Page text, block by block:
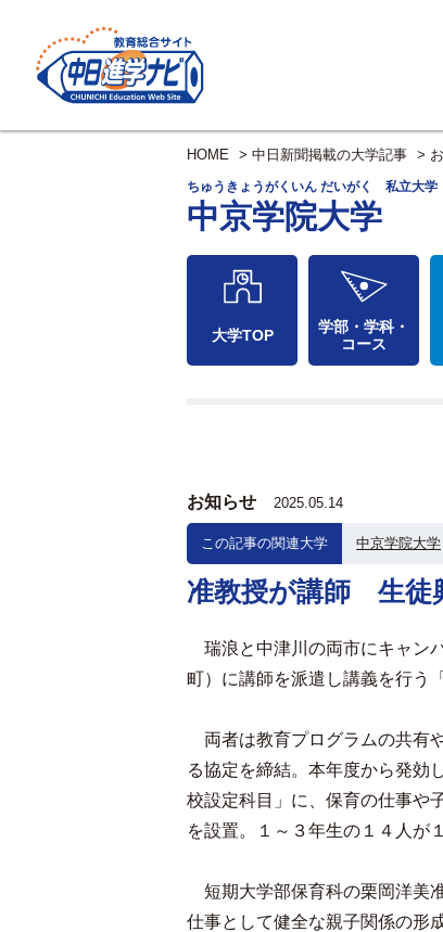
HOME > 中日新聞掲載の大学記事 >
ちゅうきょうがくいん だいがく 私立大
中京学院大学
大学TOP
学部・学科・
コース
お知らせ 2025.05.14
この記事の関連大学 中京学院大学
准教授が講師 生徒
瑞浪と中津川の両市にキャン
町）に講師を派遣し講義を行う
両者は教育プログラムの共有
る協定を締結。本年度から発効
校設定科目」に、保育の仕事や
を設置。１～３年生の１４人が
短期大学部保育科の栗岡洋美
仕事として健全な親子関係の形